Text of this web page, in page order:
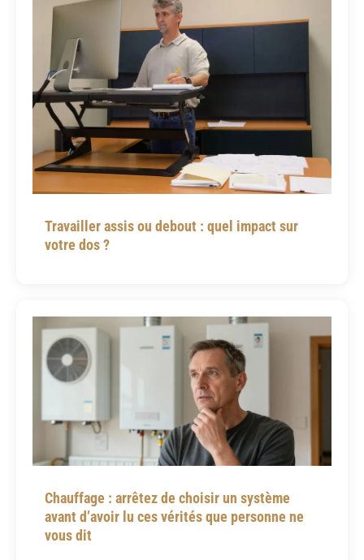
Travailler assis ou debout : quel impact sur
votre dos ?
Chauffage : arrêtez de choisir un système
avant d’avoir lu ces vérités que personne ne
vous dit